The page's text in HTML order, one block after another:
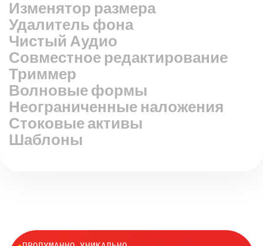
Удалитель фона
Чистый Аудио
Совместное редактирование
Триммер
Волновые формы
Неограниченные наложения
Стоковые активы
Шаблоны
●ПРОДУМАННО УНИКАЛЬНО